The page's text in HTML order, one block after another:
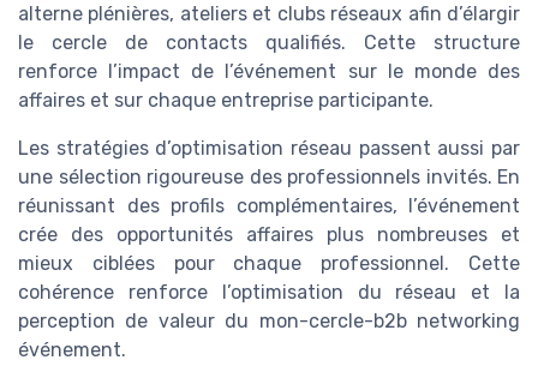
alterne plénières, ateliers et clubs réseaux afin d’élargir
le cercle de contacts qualifiés. Cette structure
renforce l’impact de l’événement sur le monde des
affaires et sur chaque entreprise participante.
Les stratégies d’optimisation réseau passent aussi par
une sélection rigoureuse des professionnels invités. En
réunissant des profils complémentaires, l’événement
crée des opportunités affaires plus nombreuses et
mieux ciblées pour chaque professionnel. Cette
cohérence renforce l’optimisation du réseau et la
perception de valeur du mon-cercle-b2b networking
événement.